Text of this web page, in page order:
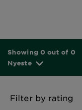
Showing 0 out of 0
Nyeste
Filter by rating